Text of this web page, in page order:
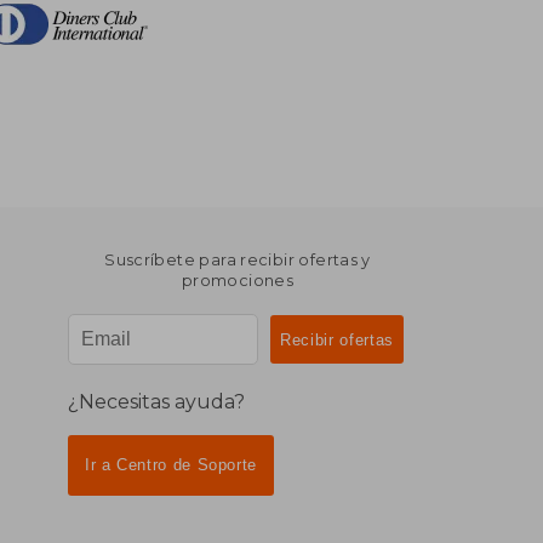
Suscríbete para recibir ofertas y
promociones
¿Necesitas ayuda?
Ir a Centro de Soporte